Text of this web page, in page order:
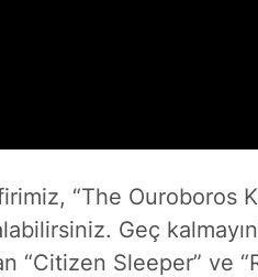
“The Ouroboros
Geç
“Citizen Sleeper” ve